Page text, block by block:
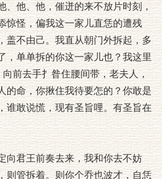
、他、他，催迸的来不放片时刻，
惊怪，偏我这一家儿直恁的遭残
盖不由己。我直从朝门外拆起，多
，单单拆的你这一家儿也？我这里
前去手扌昝住腰间带，老夫人，
的命，你揪住我待要怎的？你敢是
谁敢说慌，现有圣旨哩。有圣旨在
向君王前奏去来，我和你去不妨
则管拆着。则你个乔也波才，自恁